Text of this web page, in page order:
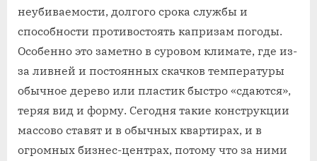
неубиваемости, долгого срока службы и
способности противостоять капризам погоды.
Особенно это заметно в суровом климате, где из-
за ливней и постоянных скачков температуры
обычное дерево или пластик быстро «сдаются»,
теряя вид и форму. Сегодня такие конструкции
массово ставят и в обычных квартирах, и в
огромных бизнес-центрах, потому что за ними